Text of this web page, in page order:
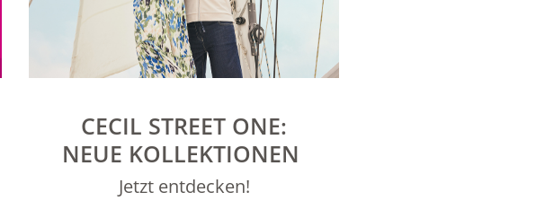
CECIL STREET ONE:
NEUE KOLLEKTIONEN
Jetzt entdecken!